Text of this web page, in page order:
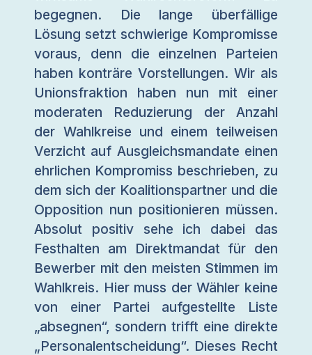
begegnen. Die lange überfällige
Lösung setzt schwierige Kompromisse
voraus, denn die einzelnen Parteien
haben konträre Vorstellungen. Wir als
Unionsfraktion haben nun mit einer
moderaten Reduzierung der Anzahl
der Wahlkreise und einem teilweisen
Verzicht auf Ausgleichsmandate einen
ehrlichen Kompromiss beschrieben, zu
dem sich der Koalitionspartner und die
Opposition nun positionieren müssen.
Absolut positiv sehe ich dabei das
Festhalten am Direktmandat für den
Bewerber mit den meisten Stimmen im
Wahlkreis. Hier muss der Wähler keine
von einer Partei aufgestellte Liste
„absegnen“, sondern trifft eine direkte
„Personalentscheidung“. Dieses Recht